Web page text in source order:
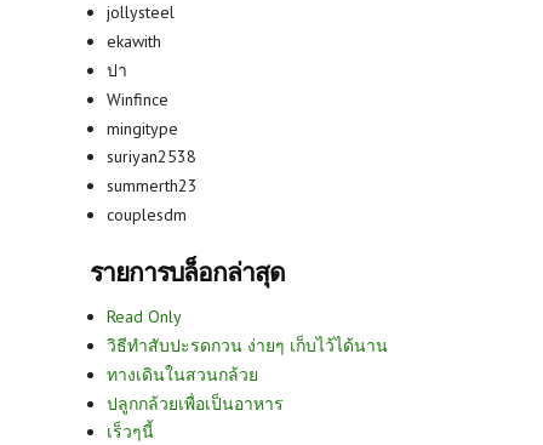
jollysteel
ekawith
ปา
Winfince
mingitype
suriyan2538
summerth23
couplesdm
รายการบล็อกล่าสุด
Read Only
วิธีทำสับปะรดกวน ง่ายๆ เก็บไว้ได้นาน
ทางเดินในสวนกล้วย
ปลูกกล้วยเพื่อเป็นอาหาร
เร็วๆนี้